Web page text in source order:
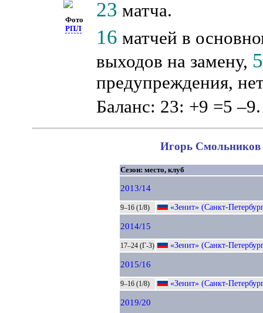
Фото
РПЛ
23 матча.
16 матчей в
выходов на замену, 5
предупреждения,
Баланс: 23: +9 =5 –9.
Игорь Смольников
Сезон: место, клуб
2013/14
9–16 (1/8) «Зенит» (Санкт-
2014/15
17–24 (Г-3) «Зенит» (Санкт-
2015/16
9–16 (1/8) «Зенит» (Санкт-
2019/20